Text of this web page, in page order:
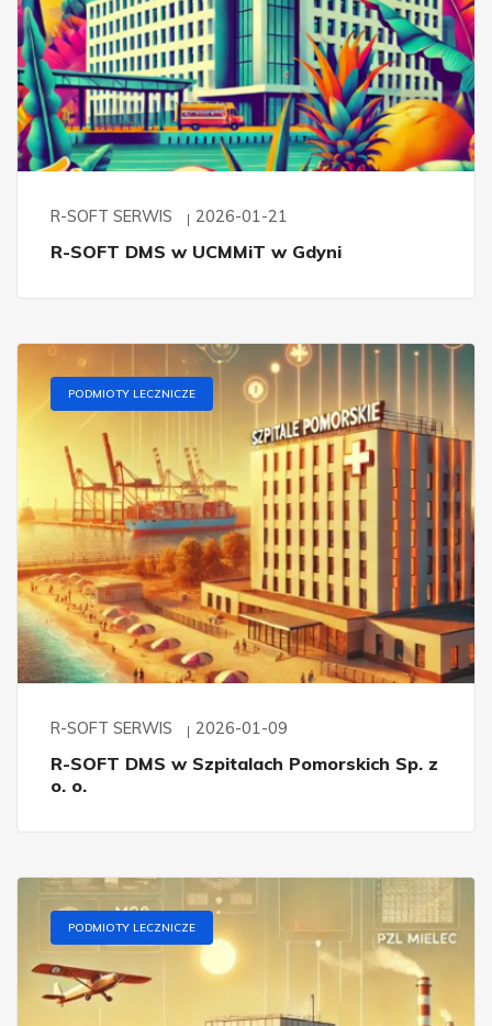
R-SOFT SERWIS 2026-01-21
R-SOFT DMS w UCMMiT w Gdyni
PODMIOTY LECZNICZE
R-SOFT SERWIS 2026-01-09
R-SOFT DMS w Szpitalach Pomorskich Sp. z
o. o.
PODMIOTY LECZNICZE